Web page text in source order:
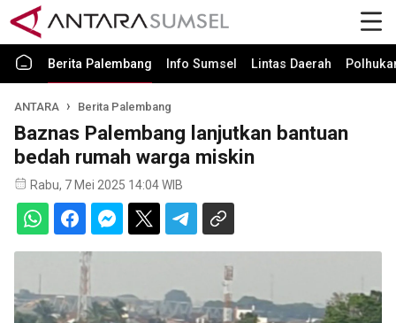
Berita Palembang Info Sumsel Lintas Daerah
ANTARA Berita Palembang
Baznas Palembang lanjutkan bantuan
bedah rumah warga miskin
Rabu, 7 Mei 2025 14:04 WIB